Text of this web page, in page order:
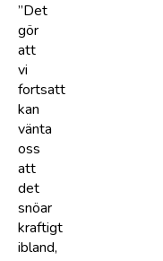
”Det
gör
att
vi
fortsatt
kan
vänta
oss
att
det
snöar
kraftigt
ibland,